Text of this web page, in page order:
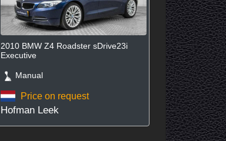
2010 BMW Z4 Roadster sDrive23i
Executive
Manual
Price on request
Hofman Leek